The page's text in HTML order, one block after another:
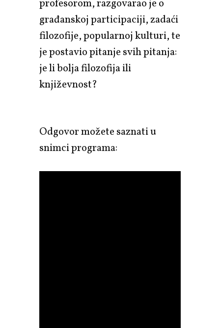
profesorom, razgovarao je o
građanskoj participaciji, zadaći
filozofije, popularnoj kulturi, te
je postavio pitanje svih pitanja:
je li bolja filozofija ili
književnost?
Odgovor možete saznati u
snimci programa: